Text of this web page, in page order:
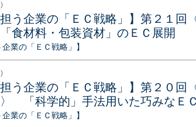
担う企業の「ＥＣ戦略」】第２１
食材料・包装資材」のＥＣ展開
企業の「ＥＣ戦略」】
担う企業の「ＥＣ戦略」】第２０回
「科学的」手法用いた巧みなＥ
企業の「ＥＣ戦略」】